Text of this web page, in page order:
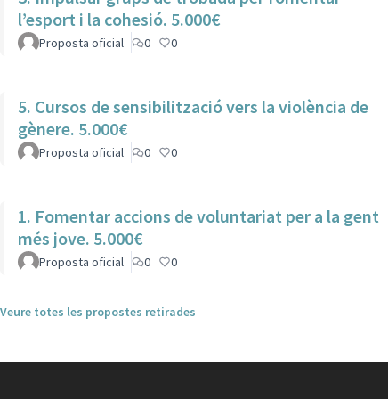
l’esport i la cohesió. 5.000€
Proposta oficial 0 0
5. Cursos de sensibilització vers la violència de
gènere. 5.000€
Proposta oficial 0 0
1. Fomentar accions de voluntariat per a la gent
més jove. 5.000€
Proposta oficial 0 0
Veure totes les propostes retirades